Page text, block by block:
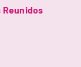
Reunidos